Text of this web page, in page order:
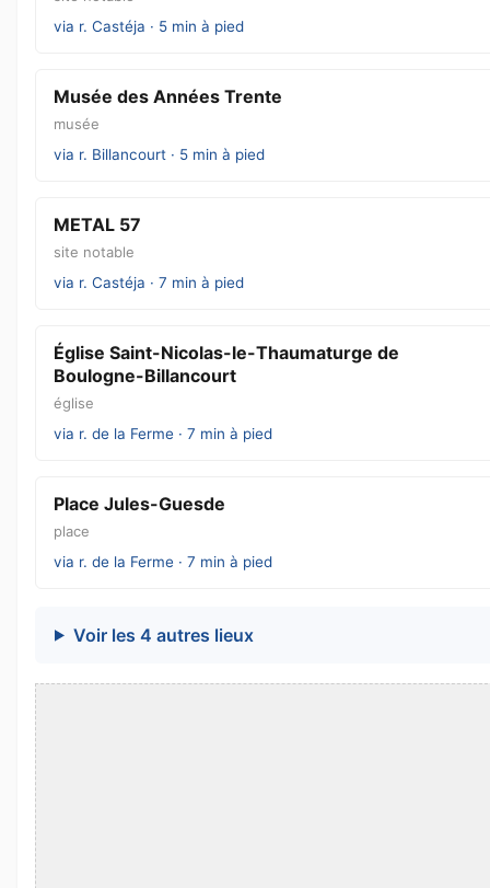
via r. Castéja · 5 min à pied
Musée des Années Trente
musée
via r. Billancourt · 5 min à pied
METAL 57
site notable
via r. Castéja · 7 min à pied
Église Saint-Nicolas-le-Thaumaturge de
Boulogne-Billancourt
église
via r. de la Ferme · 7 min à pied
Place Jules-Guesde
place
via r. de la Ferme · 7 min à pied
Voir les 4 autres lieux